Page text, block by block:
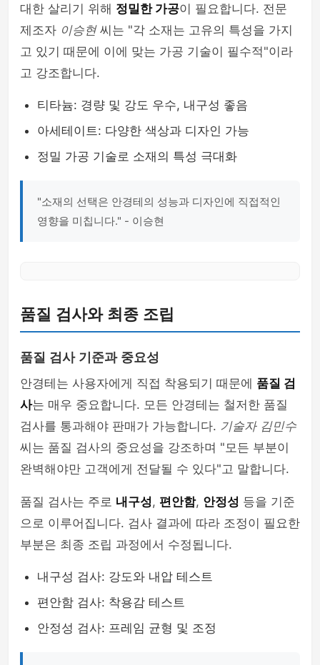
대한 살리기 위해 정밀한 가공이 필요합니다. 전문
제조자 이승현씨는 "각 소재는 고유의 특성을 가지
고 있기 때문에 이에 맞는 가공 기술이 필수적"이라
고 강조합니다.
티타늄: 경량 및 강도 우수, 내구성 좋음
아세테이트: 다양한 색상과 디자인 가능
정밀 가공 기술로 소재의 특성 극대화
"소재의 선택은 안경테의 성능과 디자인에 직접적인
영향을 미칩니다." - 이승현
품질 검사와 최종 조립
품질 검사 기준과 중요성
안경테는 사용자에게 직접 착용되기 때문에 품질 검
사는 매우 중요합니다. 모든 안경테는 철저한 품질
검사를 통과해야 판매가 가능합니다. 기술자 김민수
씨는 품질 검사의 중요성을 강조하며 "모든 부분이
완벽해야만 고객에게 전달될 수 있다"고 말합니다.
품질 검사는 주로 내구성, 편안함, 안정성 등을 기준
으로 이루어집니다. 검사 결과에 따라 조정이 필요한
부분은 최종 조립 과정에서 수정됩니다.
내구성 검사: 강도와 내압 테스트
편안함 검사: 착용감 테스트
안정성 검사: 프레임 균형 및 조정